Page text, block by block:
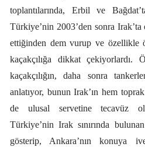
toplantılarında, Erbil ve
Türkiye’nin 2003’den sonra
ettiğinden dem vurup ve özellikle
kaçakçılığa dikkat çekiyorlardı.
kaçakçılığın, daha sonra
anlatıyor, bunun Irak’ın hem
de ulusal servetine tecavüz
Türkiye’nin Irak sınırında
gösterip, Ankara’nın konuya